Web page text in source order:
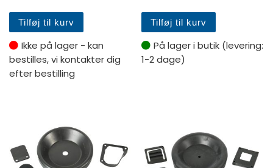
Tilføj til kurv
Ikke på lager - kan
bestilles, vi kontakter dig
efter bestilling
Tilføj til kurv
På lager i butik (levering:
1-2 dage)